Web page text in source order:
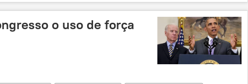
o uso de força